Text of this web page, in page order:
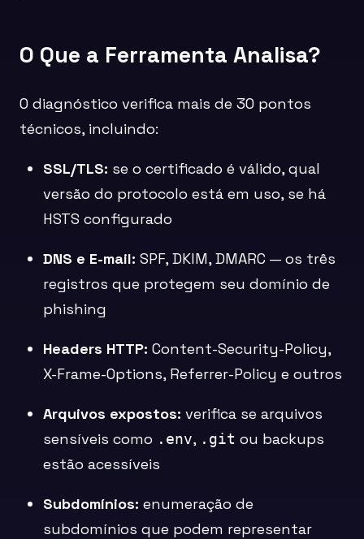
O Que a Ferramenta Analisa?
O diagnóstico verifica mais de 30 pontos
técnicos, incluindo:
SSL/TLS: se o certificado é válido, qual
versão do protocolo está em uso, se há
HSTS configurado
DNS e E-mail: SPF, DKIM, DMARC — os três
registros que protegem seu domínio de
phishing
Headers HTTP: Content-Security-Policy,
X-Frame-Options, Referrer-Policy e outros
Arquivos expostos: verifica se arquivos
sensíveis como .env, .git ou backups
estão acessíveis
Subdomínios: enumeração de
subdomínios que podem representar